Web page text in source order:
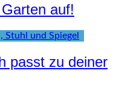
auf!
passt zu deiner